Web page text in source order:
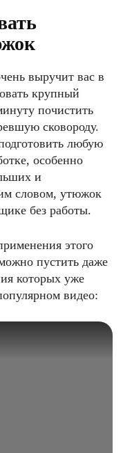
выручит вас в
крупный
почистить
сковороду.
любую
особенно
и
словом, утюжок
без работы.
этого
пустить даже
которых уже
видео: